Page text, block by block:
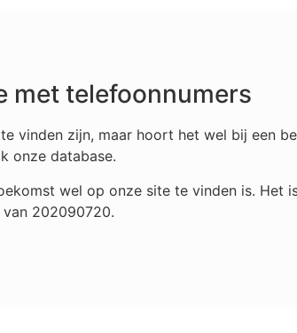
met telefoonnumers
vinden zijn, maar hoort het wel bij een
onze database.
wel op onze site te vinden is. Het
202090720.